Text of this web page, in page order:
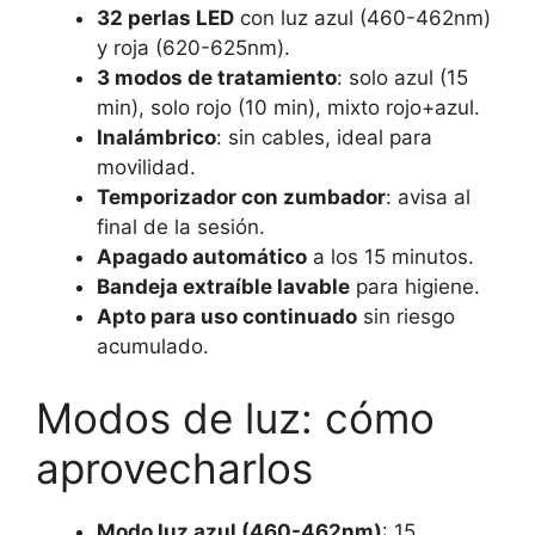
32 perlas LED con luz azul (460-462nm)
y roja (620-625nm).
3 modos de tratamiento: solo azul (15
min), solo rojo (10 min), mixto rojo+azul.
Inalámbrico: sin cables, ideal para
movilidad.
Temporizador con zumbador: avisa al
final de la sesión.
Apagado automático a los 15 minutos.
Bandeja extraíble lavable para higiene.
Apto para uso continuado sin riesgo
acumulado.
Modos de luz: cómo
aprovecharlos